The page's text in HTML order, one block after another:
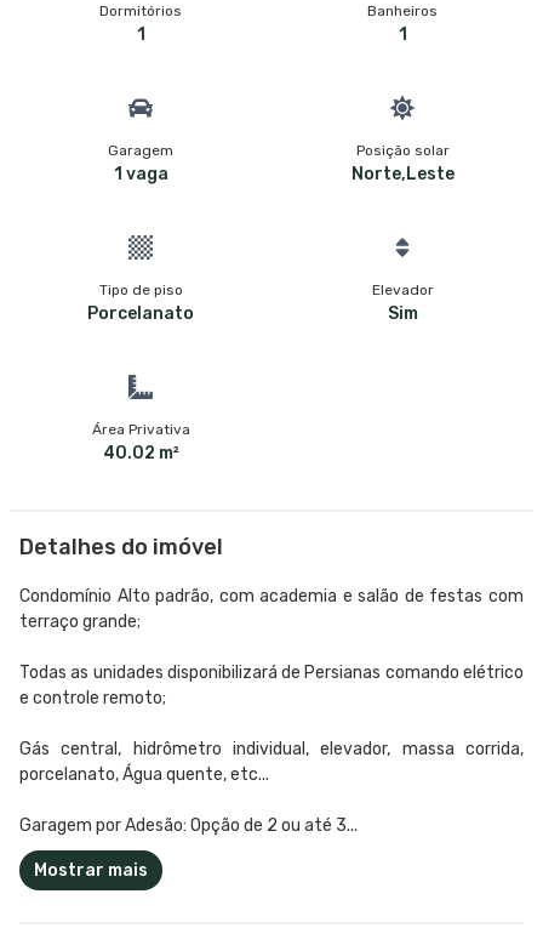
Dormitórios
1
Banheiros
1
Garagem
1 vaga
Posição solar
Norte,Leste
Tipo de piso
Porcelanato
Elevador
Sim
Área Privativa
40.02 m²
Detalhes do imóvel
Condomínio Alto padrão, com academia e salão de festas com
terraço grande;
Todas as unidades disponibilizará de Persianas comando elétrico
e controle remoto;
Gás central, hidrômetro individual, elevador, massa corrida,
porcelanato, Água quente, etc...
Garagem por Adesão: Opção de 2 ou até 3...
Mostrar mais